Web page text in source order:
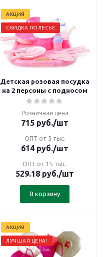
АКЦИЯ
СКИДКА ПОЛЕСЬЕ
Детская розовая посудка
на 2 персоны с подносом
Розничная цена
715 руб./шт
ОПТ от 5 тыс.
614 руб./шт
ОПТ от 15 тыс.
529.18 руб./шт
В корзину
АКЦИЯ
ЛУЧШАЯ ЦЕНА!